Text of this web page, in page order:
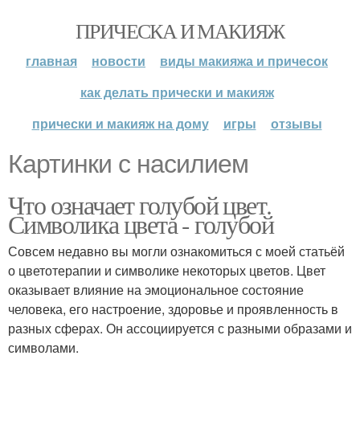
ПРИЧЕСКА И МАКИЯЖ
главная новости
виды макияжа и причесок
как делать прически и макияж
прически и макияж на дому
игры отзывы
Картинки с насилием
Что означает голубой цвет.
Символика цвета - голубой
Совсем недавно вы могли ознакомиться с моей статьёй
о цветотерапии и символике некоторых цветов. Цвет
оказывает влияние на эмоциональное состояние
человека, его настроение, здоровье и проявленность в
разных сферах. Он ассоциируется с разными образами и
символами.